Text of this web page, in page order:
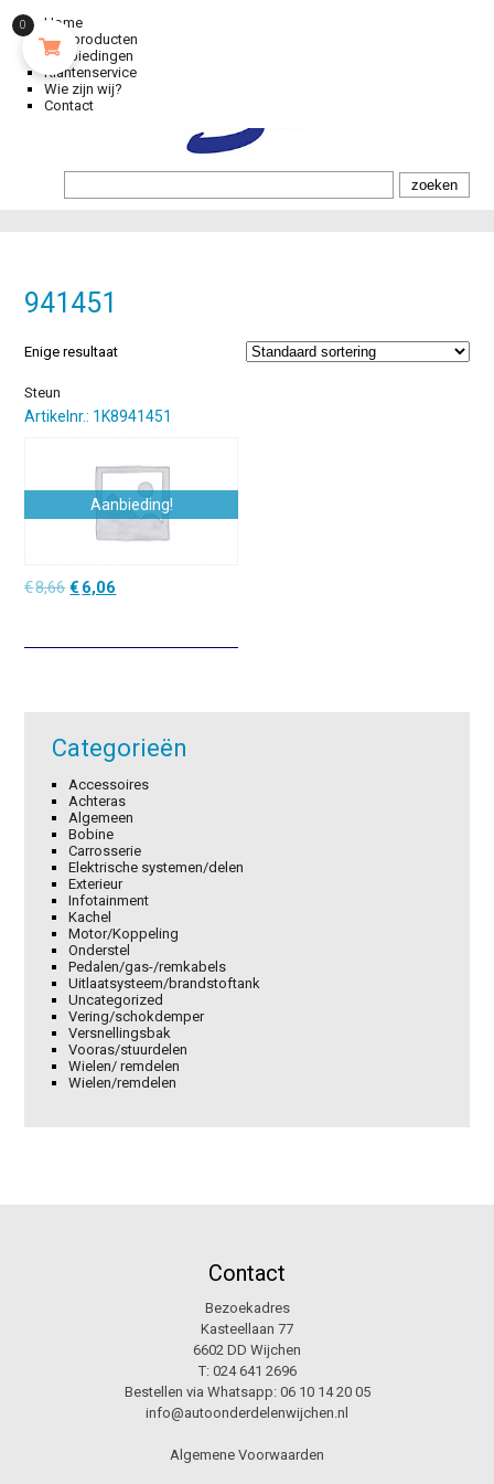
Home
Alle producten
Aanbiedingen
Klantenservice
Wie zijn wij?
Contact
941451
Enige resultaat
Steun
Artikelnr.: 1K8941451
Aanbieding!
€8,66Oorspronkelijke
€8,66.
€ 6,06
€6,06.
Categorieën
Accessoires
Achteras
Algemeen
Bobine
Carrosserie
Elektrische systemen/delen
Exterieur
Infotainment
Kachel
Motor/Koppeling
Onderstel
Pedalen/gas-/remkabels
Uitlaatsysteem/brandstoftank
Uncategorized
Vering/schokdemper
Versnellingsbak
Vooras/stuurdelen
Wielen/ remdelen
Wielen/remdelen
Contact
Bezoekadres
Kasteellaan 77
6602 DD Wijchen
T: 024 641 2696
Bestellen via Whatsapp: 06 10 14 20 05
info@autoonderdelenwijchen.nl
Algemene Voorwaarden
0